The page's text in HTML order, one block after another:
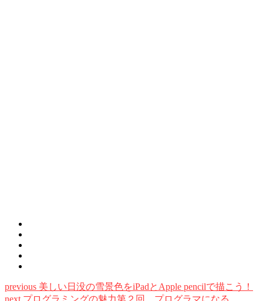
previous 美しい日没の雪景色をiPadとApple pencilで描こう！
next プログラミングの魅力第２回 プログラマになる